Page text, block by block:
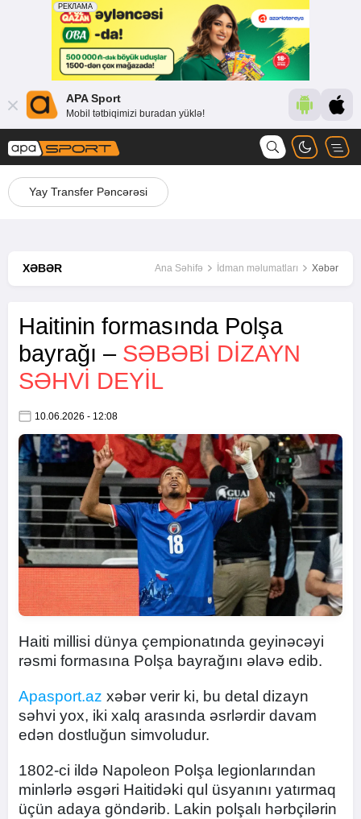
APA Sport
Mobil tətbiqimizi buradan yüklə!
Yay Transfer Pəncərəsi
XƏBƏR Ana Səhifə İdman məlumatları Xəbər
Haitinin formasında Polşa
bayrağı – SƏBƏBI DIZAYN
SƏHVI DEYIL
10.06.2026 - 12:08
Haiti millisi dünya çempionatında geyinəcəyi
rəsmi formasına Polşa bayrağını əlavə edib.
Apasport.az xəbər verir ki, bu detal dizayn
səhvi yox, iki xalq arasında əsrlərdir davam
edən dostluğun simvoludur.
1802-ci ildə Napoleon Polşa legionlarından
minlərlə əsgəri Haitidəki qul üsyanını yatırmaq
üçün adaya göndərib. Lakin polşalı hərbçilərin